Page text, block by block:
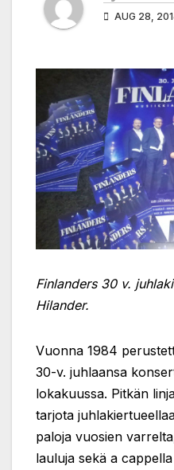
AUG 28,
Finlanders 30 v.
Hilander.
Vuonna 1984
30-v. juhlaansa
lokakuussa. Pitkän
tarjota
paloja vuosien
lauluja sekä a